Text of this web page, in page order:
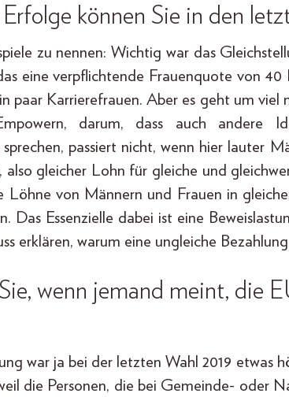
können Sie in den
zu nennen: Wichtig war das
eine verpflichtende Frauenquote von
paar Karrierefrauen. Aber es geht um
darum, dass auch andere
passiert nicht, wenn hier lauter
also gleicher Lohn für gleiche und
Löhne von Männern und Frauen in
Das Essenzielle dabei ist eine
erklären, warum eine ungleiche
wenn jemand meint, die
war ja bei der letzten Wahl 2019 etwas
die Personen, die bei Gemeinde- oder